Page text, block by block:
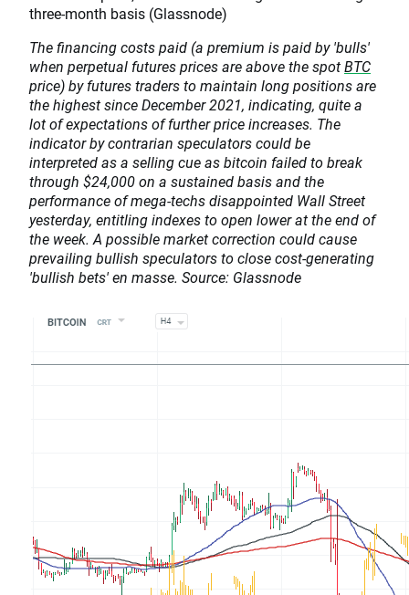
The financing costs paid (a premium is paid by 'bulls'
when perpetual futures prices are above the spotBTC
price) by futures traders to maintain long positions are
the highest since December 2021, indicating, quite a
lot of expectations of further price increases. The
indicator by contrarian speculators could be
interpreted as a selling cue as bitcoin failed to break
through $24,000 on a sustained basis and the
performance of mega-techs disappointed Wall Street
yesterday, entitling indexes to open lower at the end of
the week. A possible market correction could cause
prevailing bullish speculators to close cost-generating
'bullish bets' en masse. Source: Glassnode